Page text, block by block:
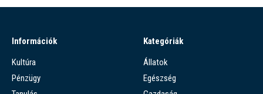
Információk
Kultúra
Pénzügy
Kategóriák
Állatok
Egészség